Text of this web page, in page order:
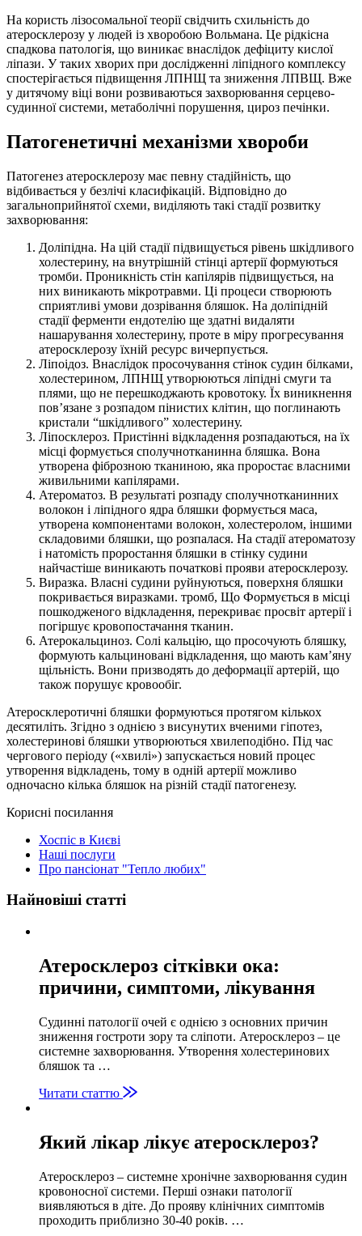
На користь лізосомальної теорії свідчить схильність до
атеросклерозу у людей із хворобою Вольмана. Це рідкісна
спадкова патологія, що виникає внаслідок дефіциту кислої
ліпази. У таких хворих при дослідженні ліпідного комплексу
спостерігається підвищення ЛПНЩ та зниження ЛПВЩ. Вже
у дитячому віці вони розвиваються захворювання серцево-
судинної системи, метаболічні порушення, цироз печінки.
Патогенетичні механізми хвороби
Патогенез атеросклерозу має певну стадійність, що
відбивається у безлічі класифікацій. Відповідно до
загальноприйнятої схеми, виділяють такі стадії розвитку
захворювання:
Доліпідна. На цій стадії підвищується рівень шкідливого
холестерину, на внутрішній стінці артерії формуються
тромби. Проникність стін капілярів підвищується, на
них виникають мікротравми. Ці процеси створюють
сприятливі умови дозрівання бляшок. На доліпідній
стадії ферменти ендотелію ще здатні видаляти
нашарування холестерину, проте в міру прогресування
атеросклерозу їхній ресурс вичерпується.
Ліпоідоз. Внаслідок просочування стінок судин білками,
холестерином, ЛПНЩ утворюються ліпідні смуги та
плями, що не перешкоджають кровотоку. Їх виникнення
пов’язане з розпадом пінистих клітин, що поглинають
кристали “шкідливого” холестерину.
Ліпосклероз. Пристінні відкладення розпадаються, на їх
місці формується сполучнотканинна бляшка. Вона
утворена фіброзною тканиною, яка проростає власними
живильними капілярами.
Атероматоз. В результаті розпаду сполучнотканинних
волокон і ліпідного ядра бляшки формується маса,
утворена компонентами волокон, холестеролом, іншими
складовими бляшки, що розпалася. На стадії атероматозу
і натомість проростання бляшки в стінку судини
найчастіше виникають початкові прояви атеросклерозу.
Виразка. Власні судини руйнуються, поверхня бляшки
покривається виразками. тромб, Що Формується в місці
пошкодженого відкладення, перекриває просвіт артерії і
погіршує кровопостачання тканин.
Атерокальциноз. Солі кальцію, що просочують бляшку,
формують кальциновані відкладення, що мають кам’яну
щільність. Вони призводять до деформації артерій, що
також порушує кровообіг.
Атеросклеротичні бляшки формуються протягом кількох
десятиліть. Згідно з однією з висунутих вченими гіпотез,
холестеринові бляшки утворюються хвилеподібно. Під час
чергового періоду («хвилі») запускається новий процес
утворення відкладень, тому в одній артерії можливо
одночасно кілька бляшок на різній стадії патогенезу.
Корисні посилання
Хоспіс в Києві
Наші послуги
Про пансіонат "Тепло любих"
Найновіші статті
Атеросклероз сітківки ока:
причини, симптоми, лікування
Судинні патології очей є однією з основних причин
зниження гостроти зору та сліпоти. Атеросклероз – це
системне захворювання. Утворення холестеринових
бляшок та …
Читати статтю
Який лікар лікує атеросклероз?
Атеросклероз – системне хронічне захворювання судин
кровоносної системи. Перші ознаки патології
виявляються в діте. До прояву клінічних симптомів
проходить приблизно 30-40 років. …